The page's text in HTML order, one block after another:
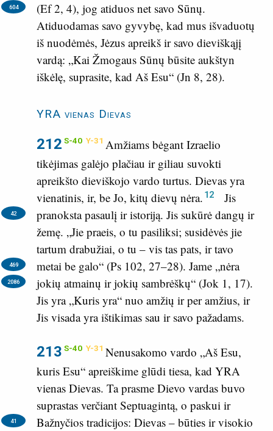
(Ef 2, 4), jog atiduos net savo Sūnų.
604
Atiduodamas savo gyvybę, kad mus išvaduotų
iš nuodėmės, Jėzus apreikš ir savo dieviškąjį
vardą: „Kai Žmogaus Sūnų būsite aukštyn
iškėlę, suprasite, kad Aš Esu“ (Jn 8, 28).
YRA vienas Dievas
212 S-40 Y-31 Amžiams bėgant Izraelio
tikėjimas galėjo plačiau ir giliau suvokti
apreikšto dieviškojo vardo turtus. Dievas yra
vienatinis, ir, be Jo, kitų dievų nėra. 12
Jis
pranoksta pasaulį ir istoriją.
42
Jis sukūrė dangų ir
žemę. „Jie praeis, o tu pasiliksi; susidėvės jie
tartum drabužiai, o tu – vis tas pats, ir tavo
metai be galo“ (Ps 102, 27–28).
469
2086
Jame „nėra
jokių atmainų ir jokių sambrėškų“ (Jok 1, 17).
Jis yra „Kuris yra“ nuo amžių ir per amžius, ir
Jis visada yra ištikimas sau ir savo pažadams.
213 S-40 Y-31 Nenusakomo vardo „Aš Esu,
kuris Esu“ apreiškime glūdi tiesa, kad YRA
vienas Dievas. Ta prasme Dievo vardas buvo
suprastas verčiant Septuagintą, o paskui ir
Bažnyčios tradicijos:
41
Dievas – būties ir visokio